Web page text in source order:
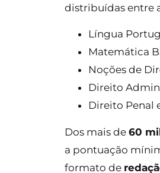
distribuídas entre
Língua
Matemática
Noções de
Direito
Direito Penal
Dos mais de 60
a pontuação
formato de